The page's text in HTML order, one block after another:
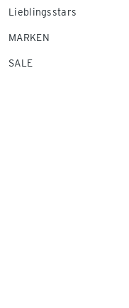
Lieblingsstars
MARKEN
SALE